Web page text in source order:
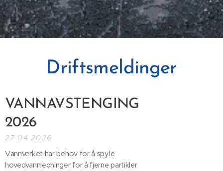
Driftsmeldinger
VANNAVSTENGING
2026
27.04.2026
Vannverket har behov for å spyle
hovedvannledninger for å fjerne partikler